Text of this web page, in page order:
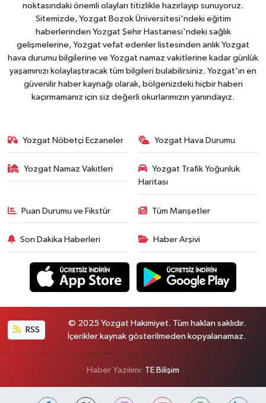
noktasındaki önemli olayları titizlikle hazırlayıp sunuyoruz.
Sitemizde, Yozgat Bozok Üniversitesi'ndeki eğitim
haberlerinden Yozgat Şehir Hastanesi'ndeki sağlık
gelişmelerine, Yozgat vefat edenler listesinden anlık Yozgat
hava durumu bilgilerine ve Yozgat namaz vakitlerine kadar günlük
yaşamınızı kolaylaştıracak tüm bilgileri bulabilirsiniz. Yozgat'ın en
güvenilir haber kaynağı olarak, bölgenizdeki hiçbir haberi
kaçırmamanız için siz değerli okurlarımızın yanındayız.
Yozgat Nöbetçi Eczaneler Yozgat Hava Durumu
Yozgat Namaz Vakitleri
Yozgat Trafik Yoğunluk
Haritası
Puan Durumu ve Fikstür Tüm Manşetler
Son Dakika Haberleri Haber Arşivi
RSS
© 2025 Yozgat Hakimiyet. Tüm hakları saklıdır.
İçerikler kaynak gösterilmeden kopyalanamaz.
Haber Yazılımı: TE Bilişim